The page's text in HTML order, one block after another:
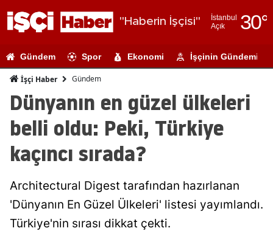
"Haberin İşçisi"
İstanbul
Açık
30°
Adıyaman
Ağrı
Antalya
Artvin
Gündem Spor Ekonomi İşçinin Gündemi
İşçi Haber Gündem
Dünyanın en güzel ülkeleri
belli oldu: Peki, Türkiye
kaçıncı sırada?
Architectural Digest tarafından hazırlanan
'Dünyanın En Güzel Ülkeleri' listesi yayımlandı.
Türkiye'nin sırası dikkat çekti.